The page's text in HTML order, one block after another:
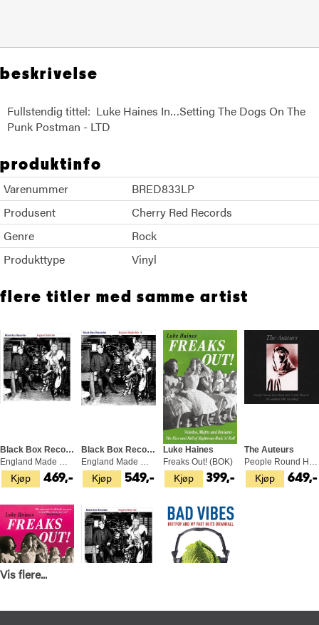
beskrivelse
Fullstendig tittel: Luke Haines In…Setting The Dogs On The
Punk Postman - LTD
produktinfo
Varenummer
BRED833LP
Produsent
Cherry Red Records
Genre
Rock
Produkttype
Vinyl
flere titler med samme artist
Kjøp
Black Box Recorder
England Made Me - LTD (LP)
469,- Kjøp
Black Box Recorder
England Made Me: 25th… (LP+10")
549,- Kjøp
Luke Haines
Freaks Out! (BOK)
399,- Kjøp
The Auteurs
People Round Here Don't Like To… (6CD)
649,-
Vis flere...